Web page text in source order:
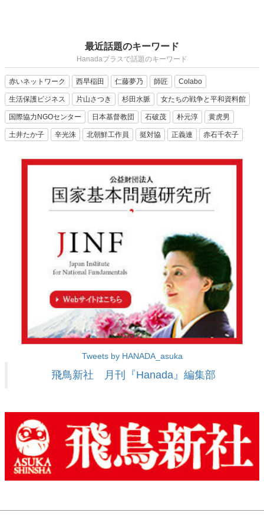
最近話題のキーワード
Hanadaプラスで話題のキーワード
赤いネットワーク 西早稲田 仁藤夢乃 師匠 Colabo
生活保護ビジネス 片山さつき 杉田水脈 女たちの戦争と平和資料館
国際協力NGOセンター 日本基督教団 石破茂 朴元淳 黄虎男
土井たか子 辛光洙 北朝鮮工作員 挺対協 正義連 赤石千衣子
Tweets by HANADA_asuka
飛鳥新社 月刊『Hanada』編集部